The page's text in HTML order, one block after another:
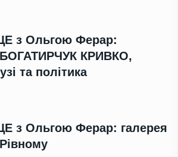
з Ольгою Ферар:
КРИВКО,
та політика
з Ольгою Ферар: галерея